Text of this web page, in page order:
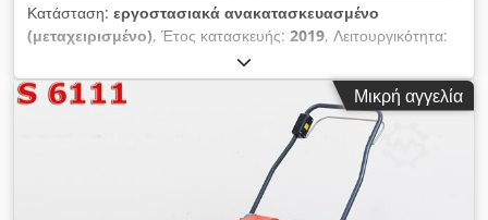
Κατάσταση: εργοστασιακά ανακατασκευασμένο
(μεταχειρισμένο), Έτος κατασκευής: 2019, Λειτουργικότητα:
, τύπος καυσίμου:
βάρος:165 κιλ, Εξοπλισμός:εγγύηση μεταχειρισμένου
οχήματος, Η μηχανή καθαρισμού Hako Sweepmaster B800
είναι μια εξαιρετικά αποδοτική συσκευή, κατάλληλη ακόμη και
για τις πιο απαιτητικές εργασίες σε μεγάλες εγκαταστάσεις.
Κατά τη διάρκεια της ολοκληρωμένης επιθεώρησης και
ανακαίνισης, η ομάδα εξυπηρέτησής μας έλεγξε διεξοδικά τη
Μικρή αγγελία